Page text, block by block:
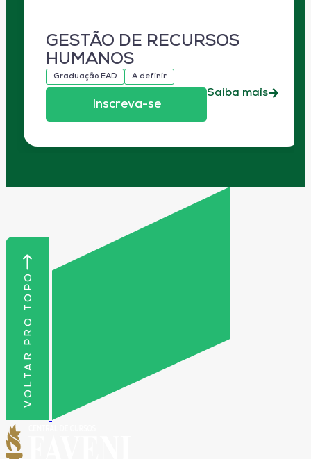
GESTÃO DE RECURSOS
HUMANOS
Graduação EAD A definir
Inscreva-se
Saiba mais
VOLTAR PRO TOPO